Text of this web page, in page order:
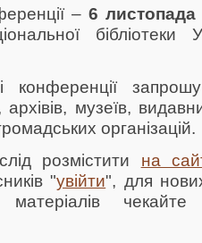
– 6
архівів, музеїв,
організацій.
розмістити на
"увійти", для
чекайте